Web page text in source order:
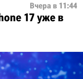
Вчера в 11:44
17 уже в